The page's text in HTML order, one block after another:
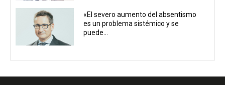
«El severo aumento del absentismo
es un problema sistémico y se
puede...